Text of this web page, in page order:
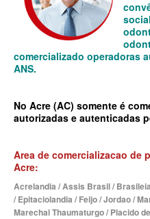
MEDICAL HEALTH PLANO DE
MED TOUR PLANO DE SAÚDE
NEXT SEISA PLANO DE SAÚDE
OMINT PLANO DE SAÚDE
PLENA PLANO DE SAÚDE
PORTO SEGURO PLANO DE
SAMED PLANO DE SAÚDE
comercializado operadoras
ANS.
No Acre (AC) somente é
autorizadas e autenticadas
Area de comercializacao de
Acre:
Acrelandia / Assis Brasil /
/ Epitaciolandia / Feijo / Jordao /
Marechal Thaumaturgo / Placido